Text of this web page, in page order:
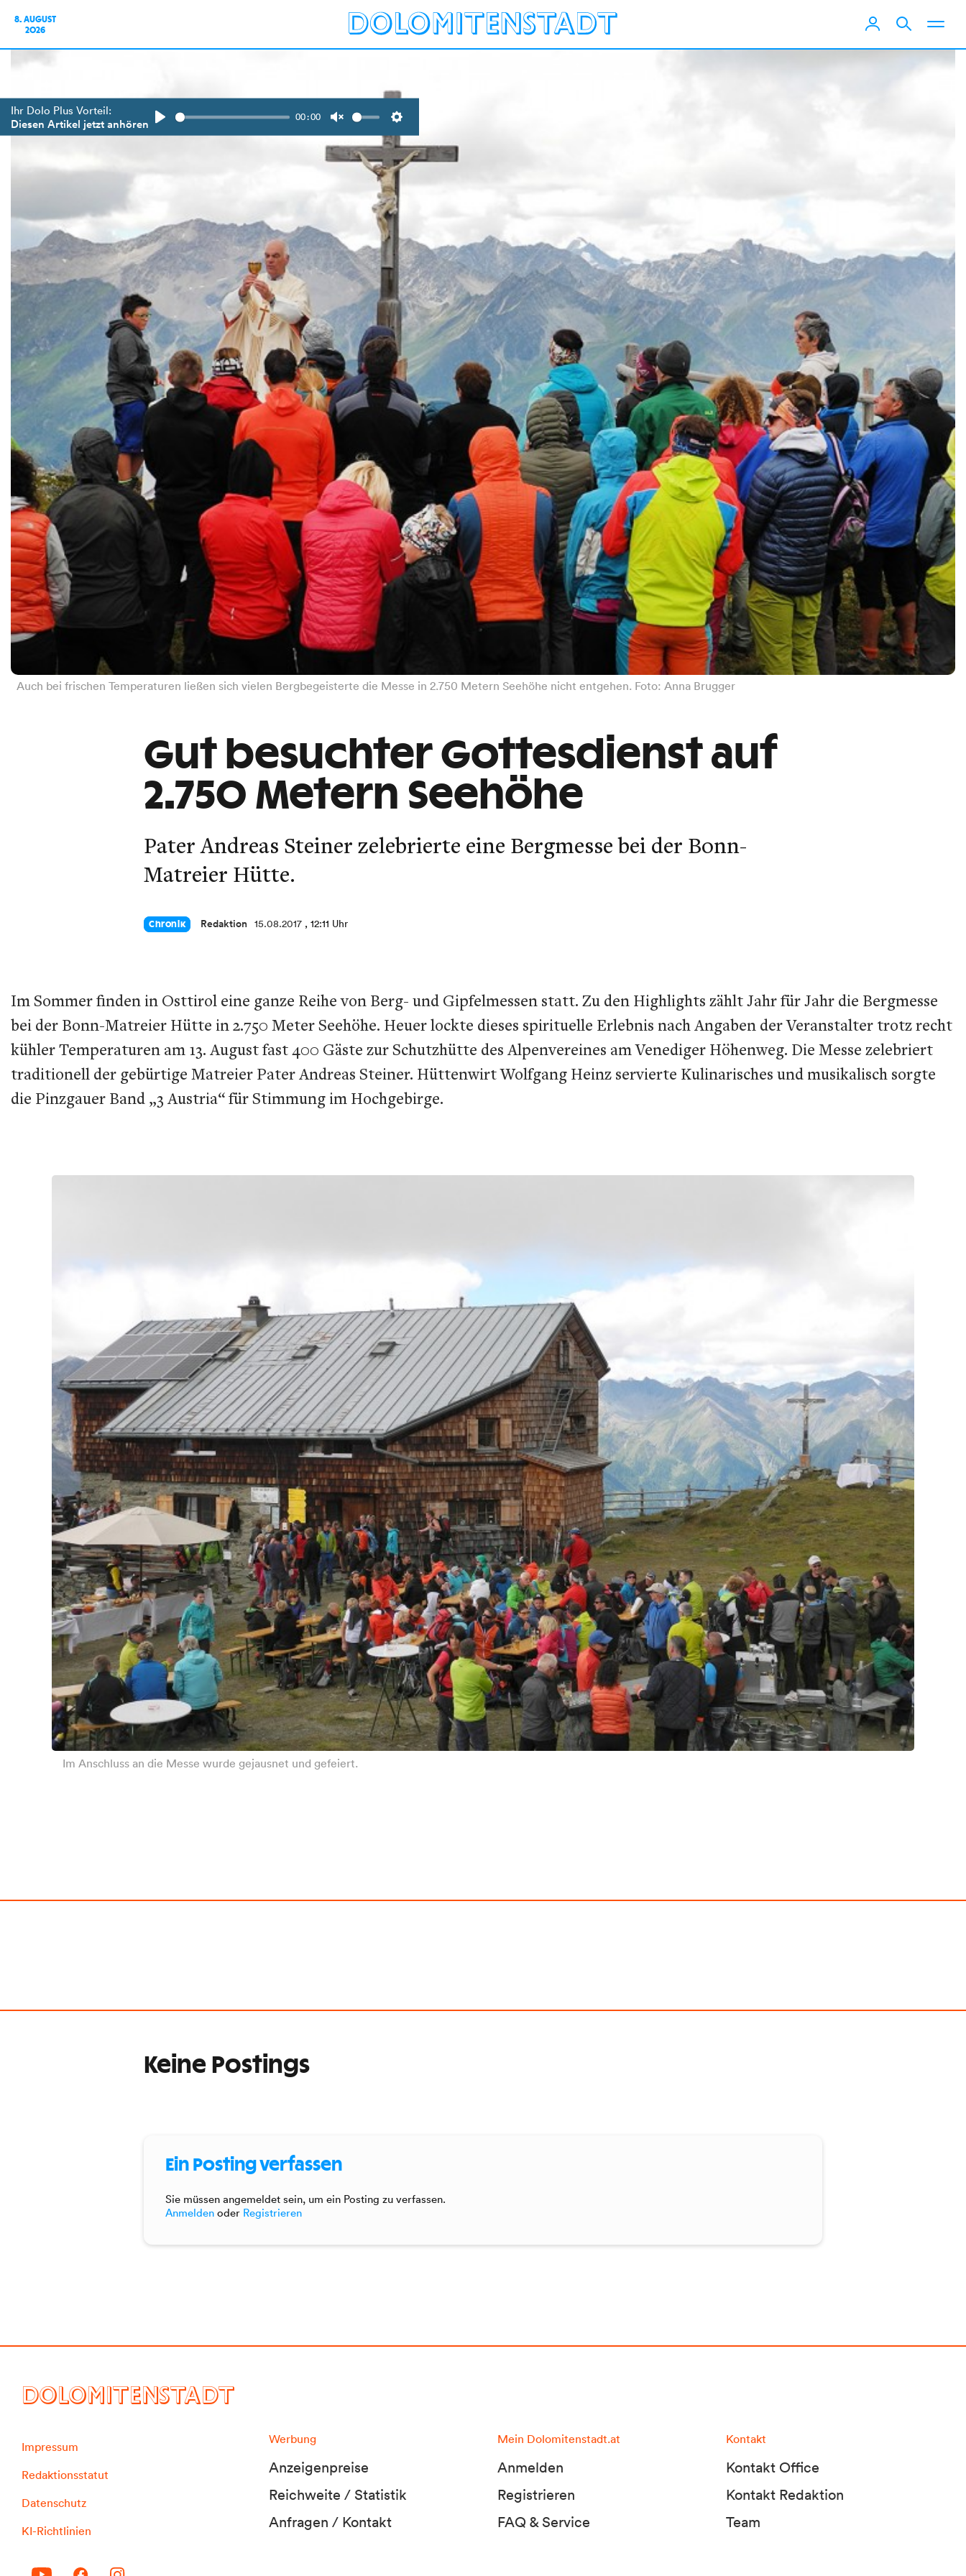
8. AUGUST
2026
Ihr Dolo Plus Vorteil:
Diesen Artikel jetzt anhören
Play
00:00
Unmute Settings
Auch bei frischen Temperaturen ließen sich vielen Bergbegeisterte die Messe in 2.750 Metern Seehöhe nicht entgehen. Foto: Anna Brugger
Gut besuchter Gottesdienst auf
2.750 Metern Seehöhe
Pater Andreas Steiner zelebrierte eine Bergmesse bei der Bonn-
Matreier Hütte.
Chronik Redaktion 15.08.2017 , 12:11 Uhr
Im Sommer finden in Osttirol eine ganze Reihe von Berg- und Gipfelmessen statt. Zu den Highlights zählt Jahr für Jahr die Bergmesse
bei der Bonn-Matreier Hütte in 2.750 Meter Seehöhe. Heuer lockte dieses spirituelle Erlebnis nach Angaben der Veranstalter trotz recht
kühler Temperaturen am 13. August fast 400 Gäste zur Schutzhütte des Alpenvereines am Venediger Höhenweg. Die Messe zelebriert
traditionell der gebürtige Matreier Pater Andreas Steiner. Hüttenwirt Wolfgang Heinz servierte Kulinarisches und musikalisch sorgte
die Pinzgauer Band „3 Austria“ für Stimmung im Hochgebirge.
Im Anschluss an die Messe wurde gejausnet und gefeiert.
Keine Postings
Ein Posting verfassen
Sie müssen angemeldet sein, um ein Posting zu verfassen.
Anmelden oder Registrieren
DOLOMITENSTADT
Impressum
Redaktionsstatut
Datenschutz
KI-Richtlinien
Werbung
Anzeigenpreise
Reichweite / Statistik
Anfragen / Kontakt
Mein Dolomitenstadt.at
Anmelden
Registrieren
FAQ & Service
Kontakt
Kontakt Office
Kontakt Redaktion
Team